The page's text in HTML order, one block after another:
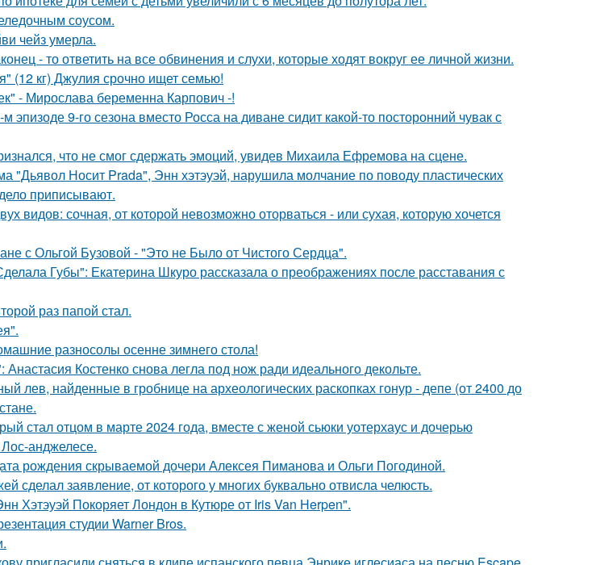
соусом.
чейз умерла.
- то ответить на все обвинения и слухи, которые ходят вокруг ее личной жизни.
(12 кг) Джулия срочно ищет семью!
- Мирослава беременна Карпович -!
эпизоде 9-го сезона вместо Росса на диване сидит какой-то посторонний чувак с
что не смог сдержать эмоций, увидев Михаила Ефремова на сцене.
"Дьявол Носит Prada", Энн хэтэуэй, нарушила молчание по поводу пластических
приписывают.
видов: сочная, от которой невозможно оторваться - или сухая, которую хочется
с Ольгой Бузовой - "Это не Было от Чистого Сердца".
Губы": Екатерина Шкуро рассказала о преображениях после расставания с
раз папой стал.
разносолы осенне зимнего стола!
Костенко снова легла под нож ради идеального декольте.
лев, найденные в гробнице на археологических раскопках гонур - депе (от 2400 до
стал отцом в марте 2024 года, вместе с женой сьюки уотерхаус и дочерью
анджелесе.
рождения скрываемой дочери Алексея Пиманова и Ольги Погодиной.
сделал заявление, от которого у многих буквально отвисла челюсть.
Хэтэуэй Покоряет Лондон в Кутюре от Iris Van Herpen".
студии Warner Bros.